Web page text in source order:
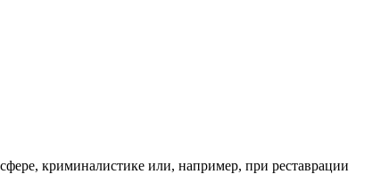
криминалистике или, например, при реставрации